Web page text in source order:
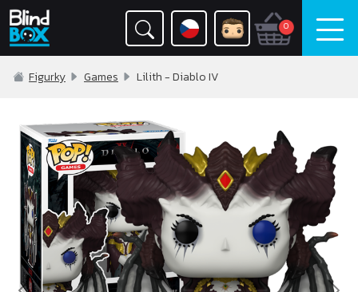
0
Figurky Games Lilith - Diablo IV